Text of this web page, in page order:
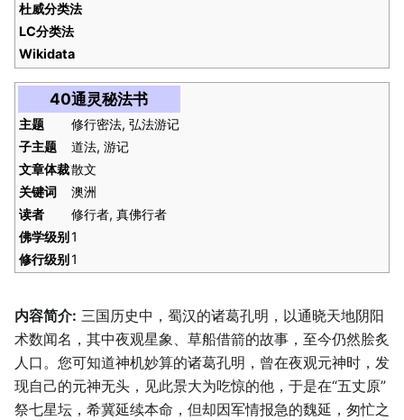
杜威分类法
LC分类法
Wikidata
40通灵秘法书
主题
修行密法, 弘法游记
子主题
道法, 游记
文章体裁散文
关键词
澳洲
读者
修行者, 真佛行者
佛学级别1
修行级别1
内容简介: 三国历史中，蜀汉的诸葛孔明，以通晓天地阴阳
术数闻名，其中夜观星象、草船借箭的故事，至今仍然脍炙
人口。您可知道神机妙算的诸葛孔明，曾在夜观元神时，发
现自己的元神无头，见此景大为吃惊的他，于是在“五丈原”
祭七星坛，希冀延续本命，但却因军情报急的魏延，匆忙之